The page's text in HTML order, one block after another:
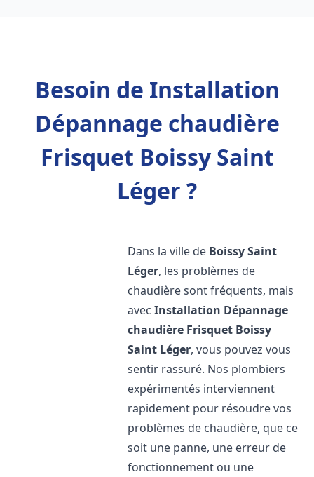
Besoin de Installation
Dépannage chaudière
Frisquet Boissy Saint
Léger ?
Dans la ville de Boissy Saint
Léger, les problèmes de
chaudière sont fréquents, mais
avecInstallation Dépannage
chaudière Frisquet Boissy
Saint Léger, vous pouvez vous
sentir rassuré. Nos plombiers
expérimentés interviennent
rapidement pour résoudre vos
problèmes de chaudière, que ce
soit une panne, une erreur de
fonctionnement ou une